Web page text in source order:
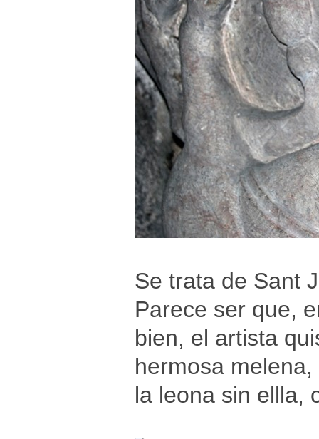
Se trata de Sant
Parece ser que,
bien, el artista
hermosa
la leona sin ellla,